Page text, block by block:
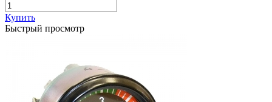
Купить
Быстрый просмотр